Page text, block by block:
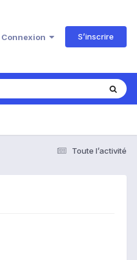
S’inscrire
Toute l’activité